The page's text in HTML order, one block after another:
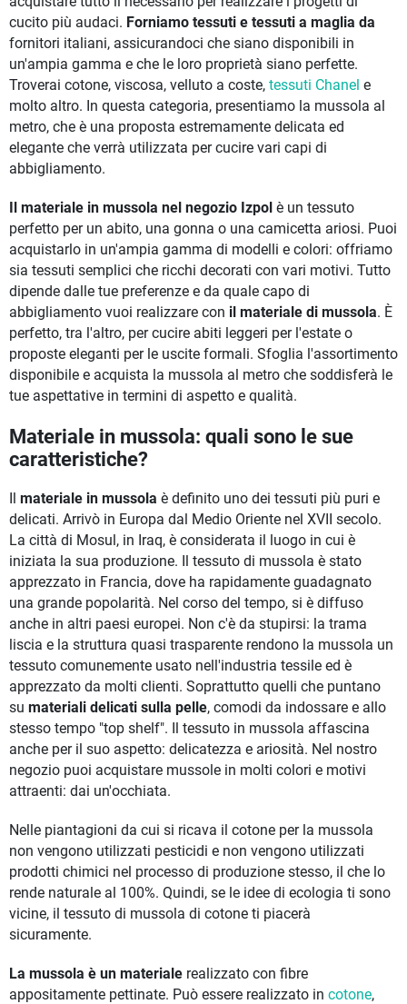
cucito più audaci. Forniamo tessuti e tessuti a maglia da
fornitori italiani, assicurandoci che siano disponibili in
un'ampia gamma e che le loro proprietà siano perfette.
Troverai cotone, viscosa, velluto a coste, tessuti Chanel e
molto altro. In questa categoria, presentiamo la mussola al
metro, che è una proposta estremamente delicata ed
elegante che verrà utilizzata per cucire vari capi di
abbigliamento.
Il materiale in mussola nel negozio Izpol è un tessuto
perfetto per un abito, una gonna o una camicetta ariosi. Puoi
acquistarlo in un'ampia gamma di modelli e colori: offriamo
sia tessuti semplici che ricchi decorati con vari motivi. Tutto
dipende dalle tue preferenze e da quale capo di
abbigliamento vuoi realizzare con il materiale di mussola. È
perfetto, tra l'altro, per cucire abiti leggeri per l'estate o
proposte eleganti per le uscite formali. Sfoglia l'assortimento
disponibile e acquista la mussola al metro che soddisferà le
tue aspettative in termini di aspetto e qualità.
Materiale in mussola: quali sono le sue
caratteristiche?
materiale in mussola è definito uno dei tessuti più puri e
delicati. Arrivò in Europa dal Medio Oriente nel XVII secolo.
La città di Mosul, in Iraq, è considerata il luogo in cui è
iniziata la sua produzione. Il tessuto di mussola è stato
apprezzato in Francia, dove ha rapidamente guadagnato
una grande popolarità. Nel corso del tempo, si è diffuso
anche in altri paesi europei. Non c'è da stupirsi: la trama
liscia e la struttura quasi trasparente rendono la mussola un
tessuto comunemente usato nell'industria tessile ed è
apprezzato da molti clienti. Soprattutto quelli che puntano
su materiali delicati sulla pelle, comodi da indossare e allo
stesso tempo "top shelf". Il tessuto in mussola affascina
anche per il suo aspetto: delicatezza e ariosità. Nel nostro
negozio puoi acquistare mussole in molti colori e motivi
attraenti: dai un'occhiata.
Nelle piantagioni da cui si ricava il cotone per la mussola
non vengono utilizzati pesticidi e non vengono utilizzati
prodotti chimici nel processo di produzione stesso, il che lo
rende naturale al 100%. Quindi, se le idee di ecologia ti sono
vicine, il tessuto di mussola di cotone ti piacerà
sicuramente.
La mussola è un materiale realizzato con fibre
appositamente pettinate. Può essere realizzato in cotone,